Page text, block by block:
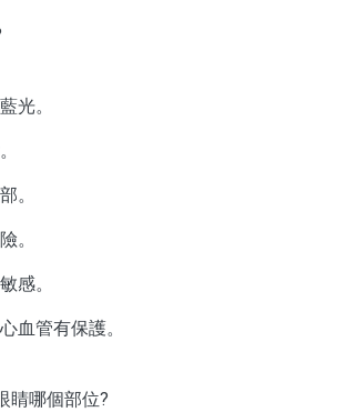
光。
。
。
感。
血管有保護。
睛哪個部位?